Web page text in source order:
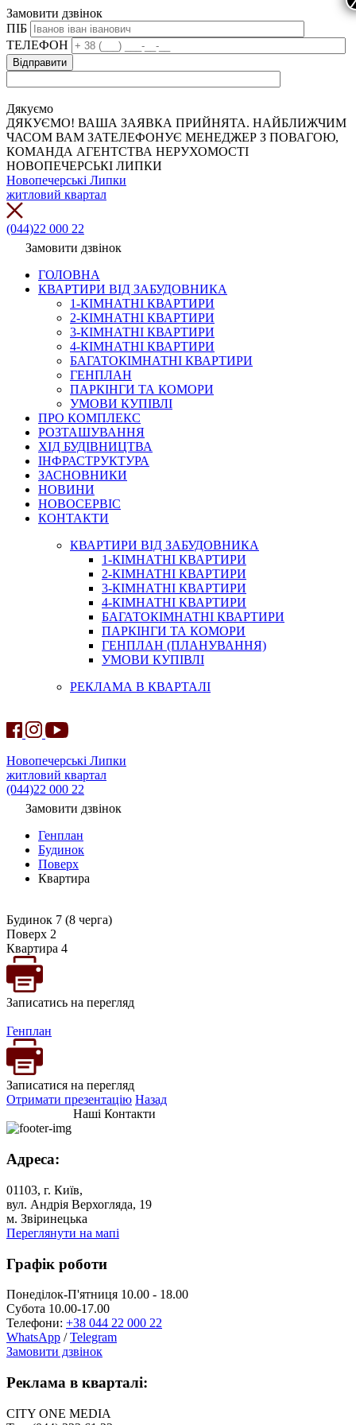
Замовити дзвінок
ПІБ
ТЕЛЕФОН
Дякуємо
ДЯКУЄМО! ВАША ЗАЯВКА ПРИЙНЯТА. НАЙБЛИЖЧИМ
ЧАСОМ ВАМ ЗАТЕЛЕФОНУЄ МЕНЕДЖЕР З ПОВАГОЮ,
КОМАНДА АГЕНТСТВА НЕРУХОМОСТІ
НОВОПЕЧЕРСЬКІ ЛИПКИ
Новопечерські Липки
житловий квартал
(044)22 000 22
Замовити дзвінок
ГОЛОВНА
КВАРТИРИ ВІД ЗАБУДОВНИКА
1-КІМНАТНІ КВАРТИРИ
2-КІМНАТНІ КВАРТИРИ
3-КІМНАТНІ КВАРТИРИ
4-КІМНАТНІ КВАРТИРИ
БАГАТОКІМНАТНІ КВАРТИРИ
ГЕНПЛАН
ПАРКІНГИ ТА КОМОРИ
УМОВИ КУПІВЛІ
ПРО КОМПЛЕКС
РОЗТАШУВАННЯ
ХІД БУДІВНИЦТВА
ІНФРАСТРУКТУРА
ЗАСНОВНИКИ
НОВИНИ
НОВОСЕРВІС
КОНТАКТИ
КВАРТИРИ ВІД ЗАБУДОВНИКА
1-КІМНАТНІ КВАРТИРИ
2-КІМНАТНІ КВАРТИРИ
3-КІМНАТНІ КВАРТИРИ
4-КІМНАТНІ КВАРТИРИ
БАГАТОКІМНАТНІ КВАРТИРИ
ПАРКІНГИ ТА КОМОРИ
ГЕНПЛАН (ПЛАНУВАННЯ)
УМОВИ КУПІВЛІ
РЕКЛАМА В КВАРТАЛІ
Новопечерські Липки
житловий квартал
(044)22 000 22
Замовити дзвінок
Генплан
Будинок
Поверх
Квартира
Будинок 7 (8 черга)
Поверх 2
Квартира 4
Записатись на перегляд
Генплан
Записатися на перегляд
Отримати презентацію Назад
Наші Контакти
Адреса:
01103, г. Київ,
вул. Андрія Верхогляда, 19
м. Звіринецька
Переглянути на мапі
Графік роботи
Понеділок-П'ятниця 10.00 - 18.00
Субота 10.00-17.00
Телефони: +38 044 22 000 22
WhatsApp /Telegram
Замовити дзвінок
Реклама в кварталі:
CITY ONE MEDIA